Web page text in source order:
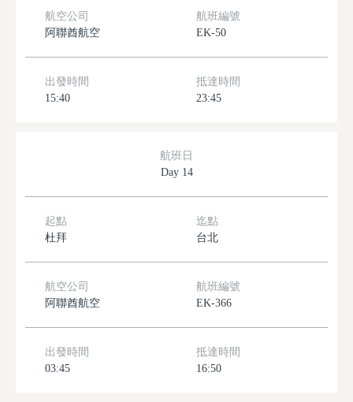
航空公司
阿聯酋航空
航班編號
EK-50
出發時間
15:40
抵達時間
23:45
航班日
Day 14
起點
杜拜
迄點
台北
航空公司
阿聯酋航空
航班編號
EK-366
出發時間
03:45
抵達時間
16:50